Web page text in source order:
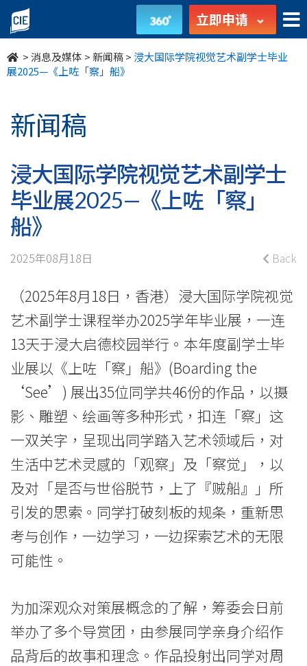
浸
大
国
学
院
视
觉
艺
副
学
士
毕
业
展
2025
—
《上
咗
「察」
船》
立即申请
>消息及媒体 >新闻稿> 浸大国际学院视觉艺术副学士毕业
展2025—《上咗「察」船》
新闻稿
浸大国际学院视觉艺术副学士
毕业展2025—《上咗「察」
船》
2025年08月18日 Back
（2025年8月18日，香港）浸大国际学院视觉
艺术副学士课程举办2025学年毕业展，一连
13天于浸大启德校园举行。本年度副学士毕
业展以《上咗「察」船》(Boarding the
‘See’) 展出35位同学共46份的作品，以摄
影、雕塑、绘画等多种形式，扣连「察」这
一双关字，呈现出同学踏入艺术领域后，对
生活中艺术灵感的「观察」及「察觉」，以
及对「是否与世俗脱节，上了『贼船』」所
引发的思索。同学打破刻板的规条，重新思
考与创作，一边学习，一边探索艺术的无限
可能性。
为加深观众对策展概念的了解，筹委会日前
举办了多个导赏团，由参展同学亲身介绍作
品背后的故事和理念。作品投射出同学对周